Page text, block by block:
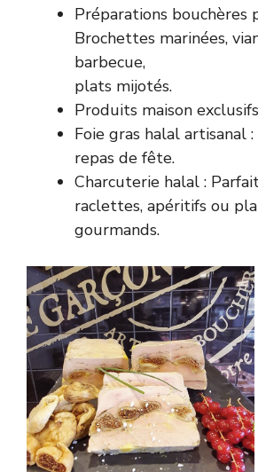
Préparations bouchères
Brochettes marinées,
barbecue,
plats mijotés.
Produits maison
Foie gras halal artisanal
repas de fête.
Charcuterie halal :
raclettes, apéritifs ou
gourmands.